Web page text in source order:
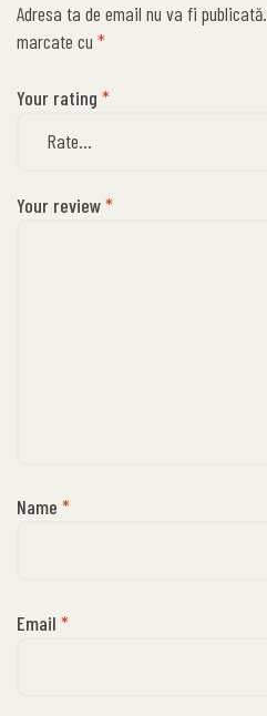
Adresa ta de email nu va fi publicată.
marcate cu *
Your rating *
Your review*
Name *
Email *